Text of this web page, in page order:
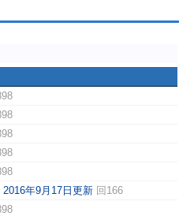
年9月17日更新 回166